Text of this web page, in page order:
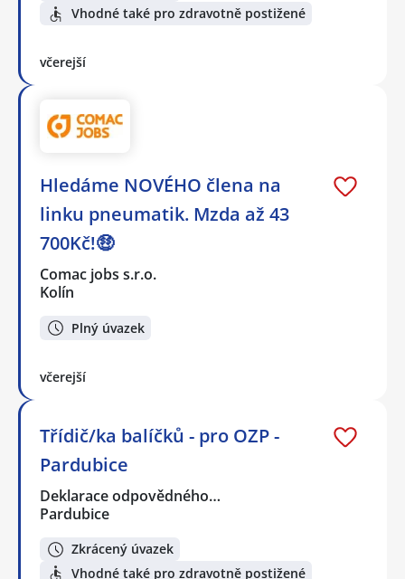
Vhodné také pro zdravotně postižené
včerejší
Hledáme NOVÉHO člena na
linku pneumatik. Mzda až 43
700Kč!🤑
Comac jobs s.r.o.
Kolín
Plný úvazek
včerejší
Třídič/ka balíčků - pro OZP -
Pardubice
Deklarace odpovědného…
Pardubice
Zkrácený úvazek
Vhodné také pro zdravotně postižené